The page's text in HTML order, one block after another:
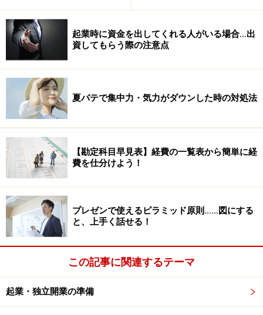
■相手を知る努力をトコトン行う
営業活動において、自分に何がデキルかを伝えることと
同様に重要なことは、相手のことを知る（理解する）こ
とです。営業訪問する際には、その企業の概要を調べて
インプットしておくことは常識ですが、仮に、訪問の際
に「○○について提案して欲しい」と言われたとします。
その場合には、相手が何を求めているのかを十分に取材
しましょう。提案書を作成する際に疑問点が出てきた
ら、自分で勝手に判断せずに、担当者へ聞きましょう。
これも、発注者の評価ポイントを獲得できます。なぜな
らば、仕事は、相手の問題解決策を提案するもので、問
題の部分を正しく把握できていないと、相手が満足する
起業時に資金を出してくれる人がいる場合…出
資してもらう際の注意点
夏バテで集中力・気力がダウンした時の対処法
【勘定科目早見表】経費の一覧表から簡単に経
費を仕分けよう！
プレゼンで使えるピラミッド原則……図にする
と、上手く話せる！
この記事に関連するテーマ
起業・独立開業の準備